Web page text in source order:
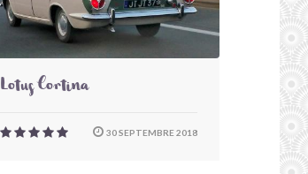
Lotus Cortina
30 SEPTEMBRE 2018